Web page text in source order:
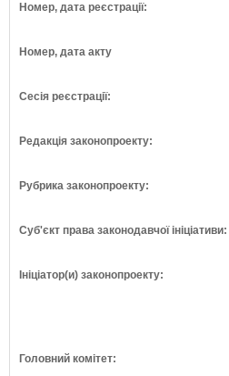
Номер, дата реєстрації:
Номер, дата акту
Сесія реєстрації:
Редакція законопроекту:
Рубрика законопроекту:
Суб'єкт права законодавчої ініціативи:
Ініціатор(и) законопроекту:
Головний комітет: